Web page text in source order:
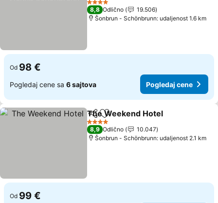
4 Zvezdice
8,8 Odlično
19.506
Šonbrun - Schönbrunn: udaljenost 1.6 km
Od 98 €
Pogledaj cene sa 6 sajtova Pogledaj cene
Deli Dodati u favorite
The Weekend Hotel
4 Zvezdice
8,9 Odlično
10.047
Šonbrun - Schönbrunn: udaljenost 2.1 km
Od 99 €